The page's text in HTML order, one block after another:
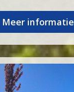
Meer informatie